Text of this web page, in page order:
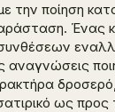
την ποίηση
Ένας
αναγνώσεις
δροσερό,
ως